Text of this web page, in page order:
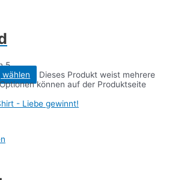
5
wählen
Dieses Produkt weist mehrere
können auf der Produktseite